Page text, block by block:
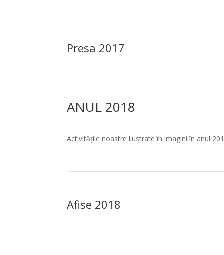
Presa 2017
ANUL 2018
Activitățile noastre ilustrate în imagini în anul
Afise 2018